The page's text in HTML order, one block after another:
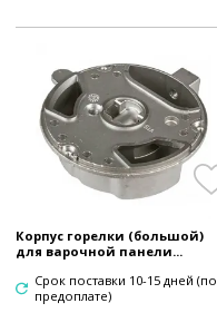
Корпус горелки (большой)
для варочной панели...
Срок поставки 10-15 дней (по
предоплате)